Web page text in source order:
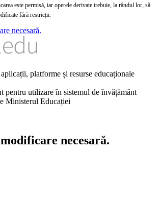
este permisă, iar operele derivate trebuie, la rândul lor, să
fără restricții.
necesară.
platforme și resurse educaționale
pentru utilizare în sistemul de învățământ
Ministerul Educației
necesară.